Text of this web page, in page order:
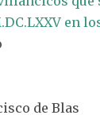
en
de Blas